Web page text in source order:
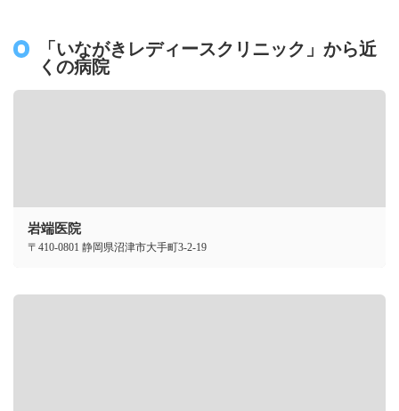
「いながきレディースクリニック」から近
くの病院
岩端医院
〒410-0801 静岡県沼津市大手町3-2-19